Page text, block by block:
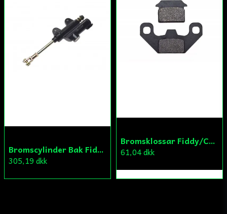
Bromscylinder Bak Fiddy/Cross
305,19 dkk
Bromsklossar Fiddy/Cross
61,04 dkk